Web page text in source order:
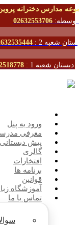
مدارس دخترانه
02632553706
شعبه 2 :
دبستان شعبه 1 :
ورود به پنل
معرفی
پیش دبستانی
گالری
افتخارات
برنامه ها
قوانین
آموزشگاه
تماس با ما